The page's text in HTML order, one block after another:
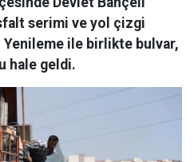
serimi ve yol çizgi
Yenileme ile birlikte bulvar,
hale geldi.